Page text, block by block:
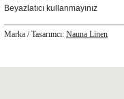
Beyazlatıcı kullanmayınız
Marka / Tasarımcı: Nauna Linen